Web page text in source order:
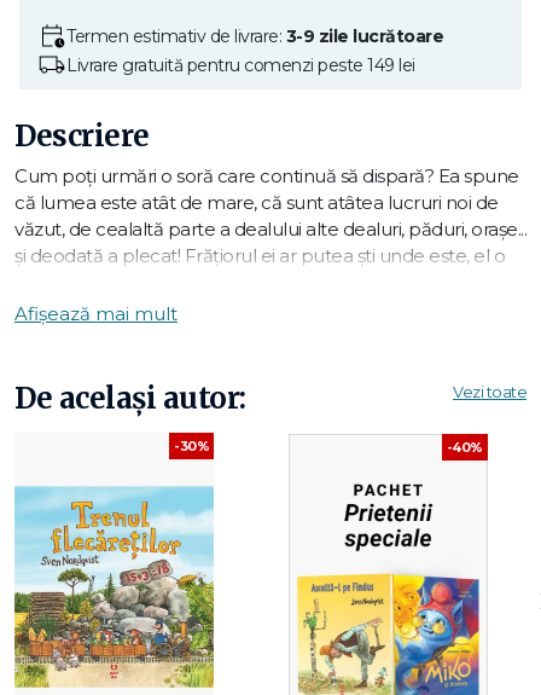
Termen estimativ de livrare: 3-9 zile lucrătoare
Livrare gratuită pentru comenzi peste 149 lei
Descriere
Cum poți urmări o soră care continuă să dispară? Ea spune
că lumea este atât de mare, că sunt atâtea lucruri noi de
văzut, de cealaltă parte a dealului alte dealuri, păduri, orașe...
și deodată a plecat! Frățiorul ei ar putea ști unde este, el o
căutați în peisajele pe care ea le visează și în alte locuri
Această carte îi face pe cei mici să descopere puterea
legăturii dintre frate și soră, dar și importanța curajului de a
explora necunoscutul.
Beneficii de lectură:
dezvoltă atenția la detalii;
stimulează imaginația;
Afișează mai mult
De același autor: Vezi toate
-30% -40%